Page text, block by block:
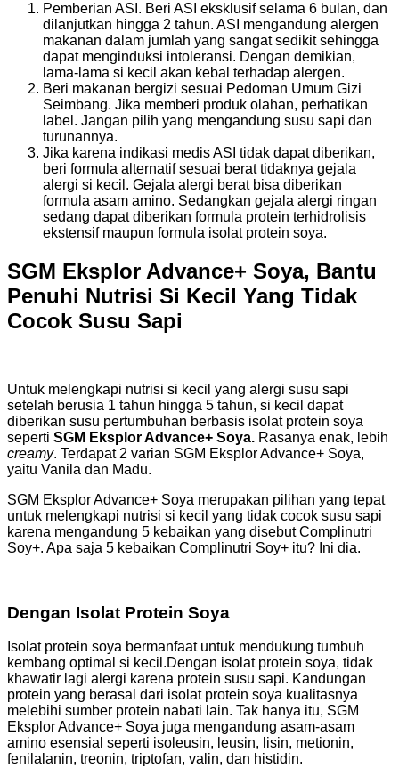
Pemberian ASI. Beri ASI eksklusif selama 6 bulan, dan
dilanjutkan hingga 2 tahun. ASI mengandung alergen
makanan dalam jumlah yang sangat sedikit sehingga
dapat menginduksi intoleransi. Dengan demikian,
lama-lama si kecil akan kebal terhadap alergen.
Beri makanan bergizi sesuai Pedoman Umum Gizi
Seimbang. Jika memberi produk olahan, perhatikan
label. Jangan pilih yang mengandung susu sapi dan
turunannya.
Jika karena indikasi medis ASI tidak dapat diberikan,
beri formula alternatif sesuai berat tidaknya gejala
alergi si kecil. Gejala alergi berat bisa diberikan
formula asam amino. Sedangkan gejala alergi ringan
sedang dapat diberikan formula protein terhidrolisis
ekstensif maupun formula isolat protein soya.
SGM Eksplor Advance+ Soya, Bantu
Penuhi Nutrisi Si Kecil Yang Tidak
Cocok Susu Sapi
Untuk melengkapi nutrisi si kecil yang alergi susu sapi
setelah berusia 1 tahun hingga 5 tahun, si kecil dapat
diberikan susu pertumbuhan berbasis isolat protein soya
seperti SGM Eksplor Advance+ Soya. Rasanya enak, lebih
creamy. Terdapat 2 varian SGM Eksplor Advance+ Soya,
yaitu Vanila dan Madu.
SGM Eksplor Advance+ Soya merupakan pilihan yang tepat
untuk melengkapi nutrisi si kecil yang tidak cocok susu sapi
karena mengandung 5 kebaikan yang disebut Complinutri
Soy+. Apa saja 5 kebaikan Complinutri Soy+ itu? Ini dia.
Dengan Isolat Protein Soya
Isolat protein soya bermanfaat untuk mendukung tumbuh
kembang optimal si kecil.Dengan isolat protein soya, tidak
khawatir lagi alergi karena protein susu sapi. Kandungan
protein yang berasal dari isolat protein soya kualitasnya
melebihi sumber protein nabati lain. Tak hanya itu, SGM
Eksplor Advance+ Soya juga mengandung asam-asam
amino esensial seperti isoleusin, leusin, lisin, metionin,
fenilalanin, treonin, triptofan, valin, dan histidin.